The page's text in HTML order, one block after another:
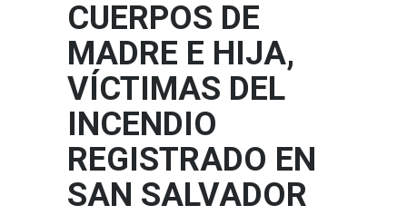
CUERPOS DE
MADRE E HIJA,
VÍCTIMAS DEL
INCENDIO
REGISTRADO EN
SAN SALVADOR